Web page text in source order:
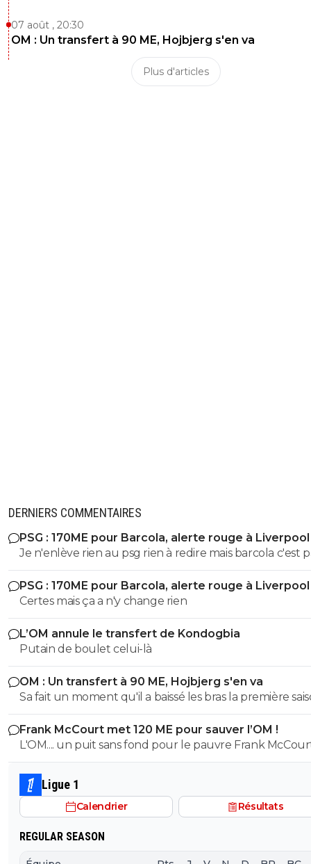
07 août , 20:30
OM : Un transfert à 90 ME, Hojbjerg s'en va
Plus d'articles
DERNIERS COMMENTAIRES
PSG : 170ME pour Barcola, alerte rouge à Liverpool
Je n'enlève rien au psg rien à redire mais barcola c'est
plus de 80-100 hors bonus faut arrêter c'est pas kvara
Mbappé Dembelé haaland
PSG : 170ME pour Barcola, alerte rouge à Liverpool
Certes mais ça a n'y change rien
L’OM annule le transfert de Kondogbia
Putain de boulet celui-là
OM : Un transfert à 90 ME, Hojbjerg s'en va
Sa fait un moment qu'il a baissé les bras la première
etait top mais depuis quelques match etait en dessus.
et bon vent a lui pour le reste de sa carrière ...
Frank McCourt met 120 ME pour sauver l’OM !
L'OM.... un puit sans fond pour le pauvre Frank
Ligue 1
Calendrier Résultats
REGULAR SEASON